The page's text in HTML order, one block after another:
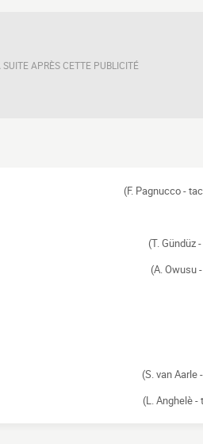
SUITE APRÈS CETTE PUBLICITÉ
(F. Pagnucco -
(T. Gündüz
(A. Owusu
(S. van Aarle
(L. Anghelè -